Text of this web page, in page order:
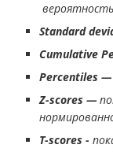
Standard
Cumulative
Percentiles —
Z-scores —
T-scores -